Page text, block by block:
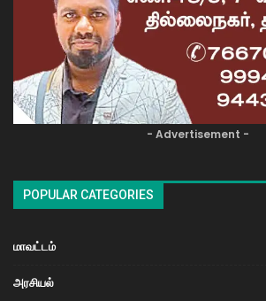
- Advertisement -
POPULAR CATEGORIES
மாவட்டம்
அரசியல்